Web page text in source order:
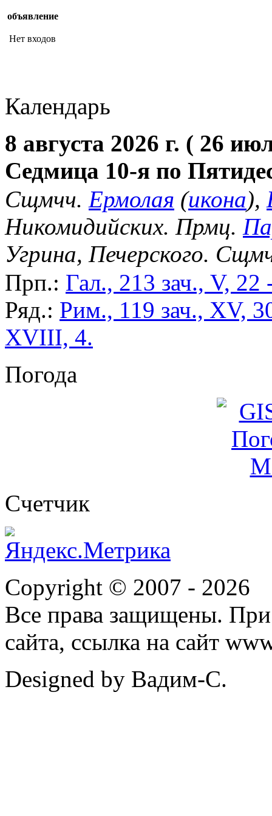
объявление
Нет входов
Календарь
8 августа 2026 г. ( 26
Седмица 10-я по
Сщмчч. Ермолая (икона),
Никомидийских. Прмц.
Угрина, Печерского.
Прп.: Гал., 213 зач., V,
Ряд.: Рим., 119 зач., XV,
XVIII, 4.
Погода
Cчетчик
Copyright © 2007 - 2026
Все права защищены. При
сайта, ссылка на сайт
Designed by Вадим-С.